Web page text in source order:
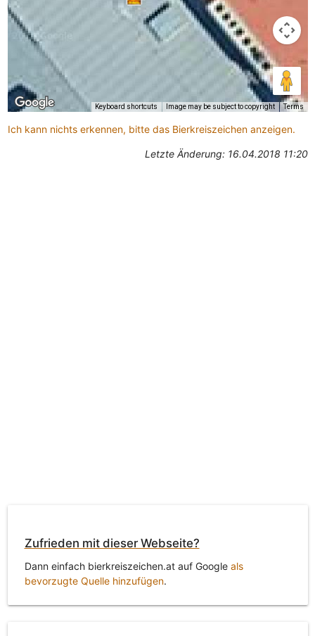
Keyboard shortcuts Image may be subject to copyright Terms
Ich kann nichts erkennen, bitte das Bierkreiszeichen anzeigen.
Letzte Änderung: 16.04.2018 11:20
Zufrieden mit dieser Webseite?
Dann einfach bierkreiszeichen.at auf Google als
bevorzugte Quelle hinzufügen.